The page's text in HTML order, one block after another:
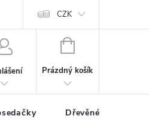
CZK
NÁKUPNÍ
Prázdný košík
Dřevěné hračky